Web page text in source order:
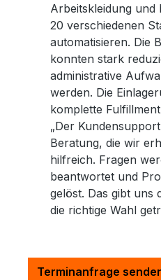
Arbeitskleidung
20 verschiedenen
automatisieren. Die
konnten stark
administrative
werden. Die
komplette
„Der
Beratung, die wir
hilfreich. Fragen
beantwortet und
gelöst. Das gibt uns
die richtige Wahl
Terminanfrage